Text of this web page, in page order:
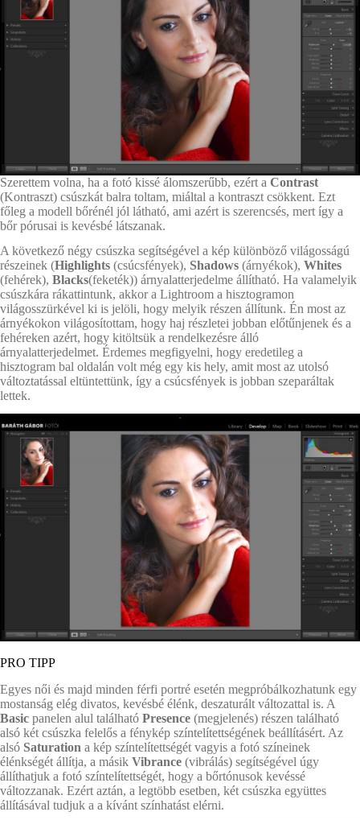
Szerettem volna, ha a fotó kissé álomszerűbb, ezért a Contrast
(Kontraszt) csúszkát balra toltam, miáltal a kontraszt csökkent. Ezt
főleg a modell bőrénél jól látható, ami azért is szerencsés, mert így a
bőr pórusai is kevésbé látszanak.
A következő négy csúszka segítségével a kép különböző világosságú
részeinek (Highlights (csúcsfények), Shadows (árnyékok), Whites
(fehérek), Blacks(feketék)) árnyalatterjedelme állítható. Ha valamelyik
csúszkára rákattintunk, akkor a Lightroom a hisztogramon
világosszürkével ki is jelöli, hogy melyik részen állítunk. Én most az
árnyékokon világosítottam, hogy haj részletei jobban előtűnjenek és a
fehéreken azért, hogy kitöltsük a rendelkezésre álló
árnyalatterjedelmet. Érdemes megfigyelni, hogy eredetileg a
hisztogram bal oldalán volt még egy kis hely, amit most az utolsó
változtatással eltüntettünk, így a csúcsfények is jobban szeparáltak
lettek.
PRO TIPP
Egyes női és majd minden férfi portré esetén megpróbálkozhatunk egy
mostanság elég divatos, kevésbé élénk, deszaturált változattal is. A
Basic panelen alul található Presence (megjelenés) részen található
alsó két csúszka felelős a fénykép színtelítettségének beállításért. Az
alsó Saturation a kép színtelítettségét vagyis a fotó színeinek
élénkségét állítja, a másik Vibrance (vibrálás) segítségével úgy
állíthatjuk a fotó színtelítettségét, hogy a bőrtónusok kevéssé
változzanak. Ezért aztán, a legtöbb esetben, két csúszka együttes
állításával tudjuk a a kívánt színhatást elérni.